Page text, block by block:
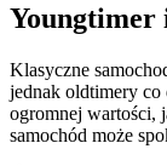
Youngtimer
Klasyczne
jednak oldtimery co
ogromnej wartości,
samochód może